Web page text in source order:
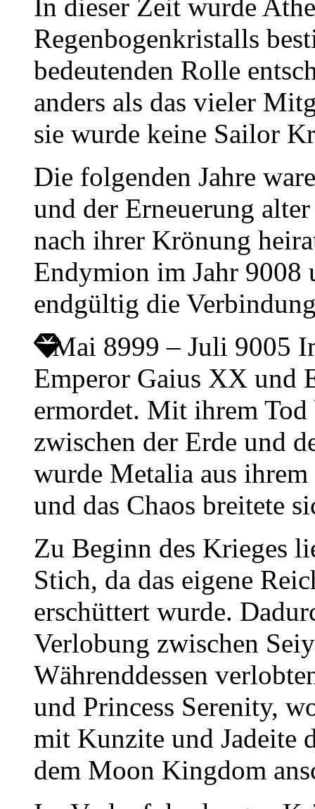
In dieser Zeit wurde
Regenbogenkristalls
bedeutenden Rolle
anders als das vieler
sie wurde keine Sailor
Die folgenden Jahre
und der Erneuerung
nach ihrer Krönung
Endymion im Jahr 9008
endgültig die
Mai 8999 – Juli 9005
Emperor Gaius XX und
ermordet. Mit ihrem
zwischen der Erde und
wurde Metalia aus
und das Chaos breitete
Zu Beginn des Krieges
Stich, da das eigene
erschüttert wurde.
Verlobung zwischen
Währenddessen
und Princess Serenity,
mit Kunzite und Jadeite
dem Moon Kingdom